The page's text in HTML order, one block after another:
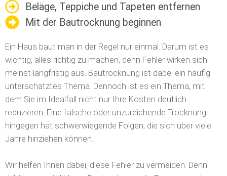
Beläge, Teppiche und Tapeten entfernen
Mit der Bautrocknung beginnen
Ein Haus baut man in der Regel nur einmal. Darum ist es
wichtig, alles richtig zu machen, denn Fehler wirken sich
meinst langfristig aus. Bautrocknung ist dabei ein häufig
unterschätztes Thema. Dennoch ist es ein Thema, mit
dem Sie im Idealfall nicht nur Ihre Kosten deutlich
reduzieren. Eine falsche oder unzureichende Trocknung
hingegen hat schwerwiegende Folgen, die sich über viele
Jahre hinziehen können.
Wir helfen Ihnen dabei, diese Fehler zu vermeiden. Denn